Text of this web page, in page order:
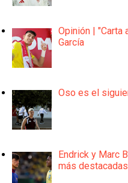
Opinión | "Carta
García
Oso es el
Endrick y Marc
más